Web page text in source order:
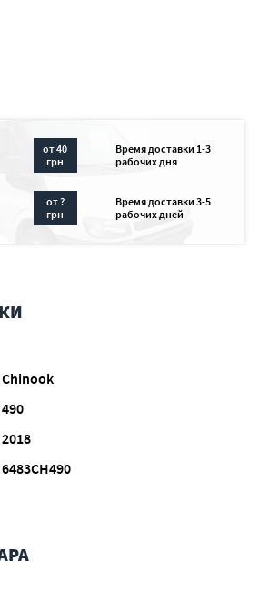
от 40
грн
Время доставки 1-3
рабочих дня
от ?
грн
Время доставки 3-5
рабочих дней
Chinook
490
2018
6483CH490